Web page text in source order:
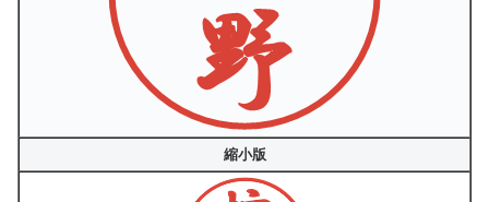
縮小版